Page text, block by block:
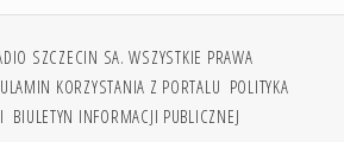
SZCZECIN SA. WSZYSTKIE PRAWA
KORZYSTANIA Z PORTALU POLITYKA
BIULETYN INFORMACJI PUBLICZNEJ